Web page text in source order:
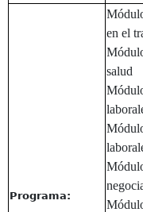
Programa:
en el
salud